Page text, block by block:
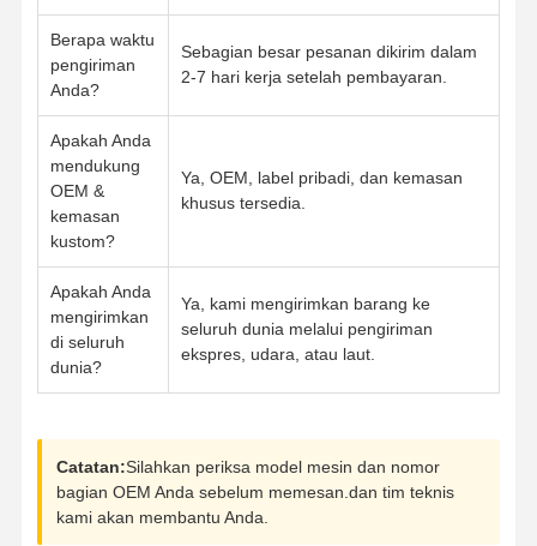
Berapa waktu
pengiriman
Anda?
Sebagian besar pesanan dikirim dalam
2-7 hari kerja setelah pembayaran.
Apakah Anda
mendukung
OEM &
kemasan
kustom?
Ya, OEM, label pribadi, dan kemasan
khusus tersedia.
Apakah Anda
mengirimkan
di seluruh
dunia?
Ya, kami mengirimkan barang ke
seluruh dunia melalui pengiriman
ekspres, udara, atau laut.
Catatan:Silahkan periksa model mesin dan nomor
bagian OEM Anda sebelum memesan.dan tim teknis
kami akan membantu Anda.